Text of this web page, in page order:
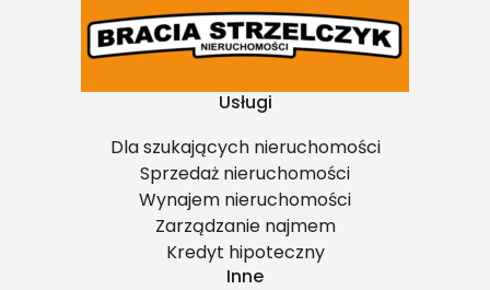
Usługi
Dla szukających nieruchomości
Sprzedaż nieruchomości
Wynajem nieruchomości
Zarządzanie najmem
Kredyt hipoteczny
Inne